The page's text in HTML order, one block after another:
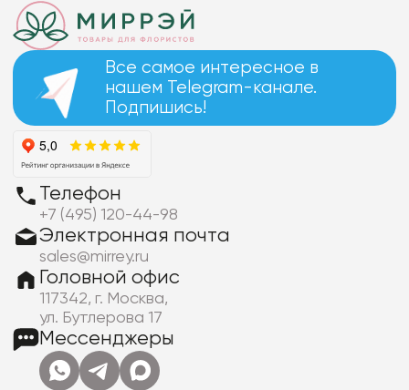
Все самое интересное в
нашем Telegram-канале.
Подпишись!
Телефон
+7 (495) 120-44-98
Электронная почта
sales@mirrey.ru
Головной офис
117342, г. Москва,
ул. Бутлерова 17
Мессенджеры